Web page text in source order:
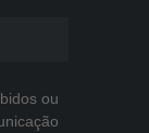
ou